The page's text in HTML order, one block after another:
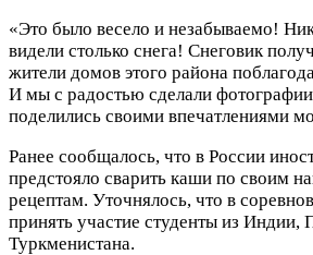
«Это было весело и незабываемо!
видели столько снега! Снеговик
жители домов этого района
И мы с радостью сделали
поделились своими впечатлениями
Ранее сообщалось, что в России
предстояло сварить каши по своим
рецептам. Уточнялось, что в
принять участие студенты из Индии,
Туркменистана.